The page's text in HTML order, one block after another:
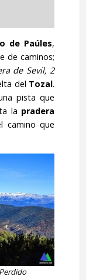
de Paúles,
de caminos;
de Sevil, 2
del Tozal.
pista que
la pradera
camino que